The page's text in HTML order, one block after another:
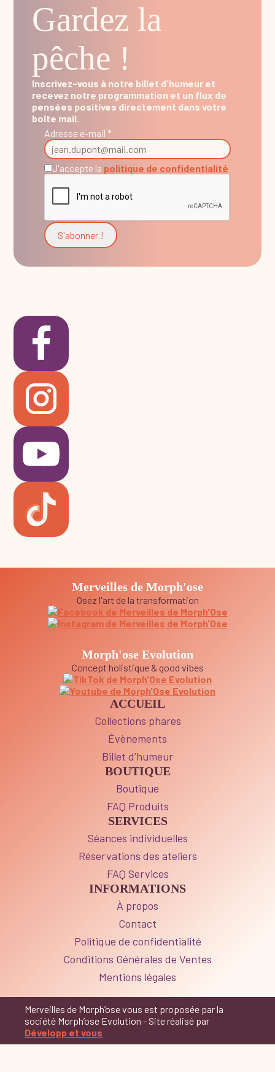
Gardez la
pêche !
Inscrivez-vous à notre billet d'humeur et
recevez notre programmation et un flux de
pensées positives directement dans votre
boîte mail.
Adresse e-mail *
J'accepte la politique de confidentialité
Merveilles de Morph'ose
Osez l'art de la transformation
Morph'ose Evolution
Concept holistique & good vibes
ACCUEIL
Collections phares
Évènements
Billet d’humeur
BOUTIQUE
Boutique
FAQ Produits
SERVICES
Séances individuelles
Réservations des ateliers
FAQ Services
INFORMATIONS
À propos
Contact
Politique de confidentialité
Conditions Générales de Ventes
Mentions légales
Merveilles de Morph’ose vous est proposée par la
société Morph’ose Evolution - Site réalisé par
Développ et vous